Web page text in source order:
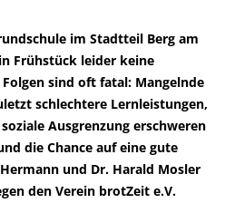
im Stadtteil Berg am
Frühstück leider keine
sind oft fatal: Mangelnde
schlechtere Lernleistungen,
Ausgrenzung erschweren
die Chance auf eine gute
und Dr. Harald Mosler
den Verein brotZeit e.V.